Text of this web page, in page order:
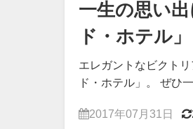
一生の思い
ド・ホテル」
エレガントなビクト
ド・ホテル」。 ぜひ
2017年07月31日